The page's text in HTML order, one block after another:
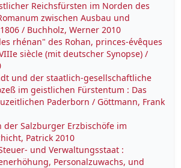
Reichsfürsten im Norden des
zwischen Ausbau und
/ Buchholz, Werner 2010
rhénan" des Rohan, princes-évêques
siècle (mit deutscher Synopse) /
und der staatlich-gesellschaftliche
im geistlichen Fürstentum : Das
Paderborn / Göttmann, Frank
der Salzburger Erzbischöfe im
Patrick 2010
und Verwaltungsstaat :
Personalzuwachs, und